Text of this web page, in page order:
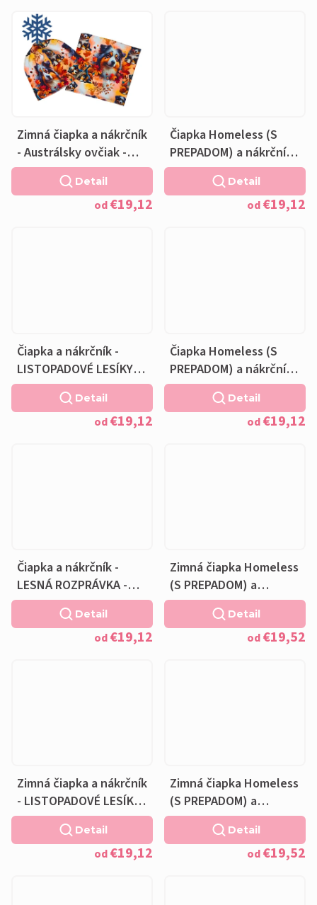
vZimná čiapka a nákrčník
- Austrálsky ovčiak -
fleecová krémová
podšívka
od€19,12
Detail
Čiapka Homeless (S
PREPADOM) a nákrčník -
LISTOPADOVÉ LESÍKY -
bavlnená krémová
od€19,12
Detail
Čiapka a nákrčník -
LISTOPADOVÉ LESÍKY -
bavlnená krémová
podšívka
od€19,12
Detail
Čiapka Homeless (S
PREPADOM) a nákrčník -
LESNÁ ROZPRÁVKA -
bavlnená krémová
od€19,12
Detail
Čiapka a nákrčník -
LESNÁ ROZPRÁVKA -
bavlnená krémová
podšívka
od€19,12
Detail
Zimná čiapka Homeless
(S PREPADOM) a
nákrčník -
LISTOPADOVÉ LESÍKY -
fleecová krémová
od€19,52
Detail
Zimná čiapka a nákrčník
- LISTOPADOVÉ LESÍKY -
fleecová krémová
podšívka
od€19,12
Detail
Zimná čiapka Homeless
(S PREPADOM) a
nákrčník - LESNÁ
ROZPRÁVKA - fleecová
krémová podšívka
od€19,52
Detail